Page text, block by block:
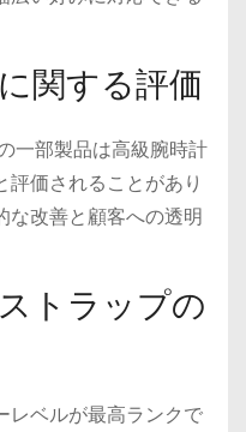
関する評価
部製品は高級腕時計
価されることがあり
な改善と顧客への透明
トラップの
レベルが最高ランクで